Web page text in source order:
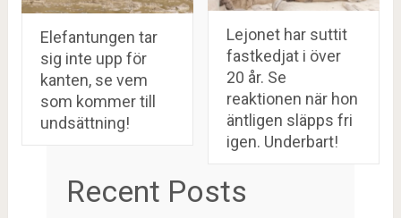
Elefantungen tar
sig inte upp för
kanten, se vem
som kommer till
undsättning!
Lejonet har suttit
fastkedjat i över
20 år. Se
reaktionen när hon
äntligen släpps fri
igen. Underbart!
Recent Posts